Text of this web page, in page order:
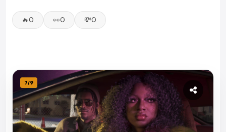
🔥0 👀0 💸0
7/9